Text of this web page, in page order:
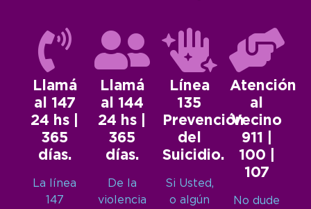
Llamá
al 147
24 hs |
365
días.
La línea
147
Llamá
al 144
24 hs |
365
días.
De la
violencia
Línea
135
Prevención
del
Suicidio.
Si Usted,
o algún
Atención
al
Vecino
911 |
100 |
107
No dude